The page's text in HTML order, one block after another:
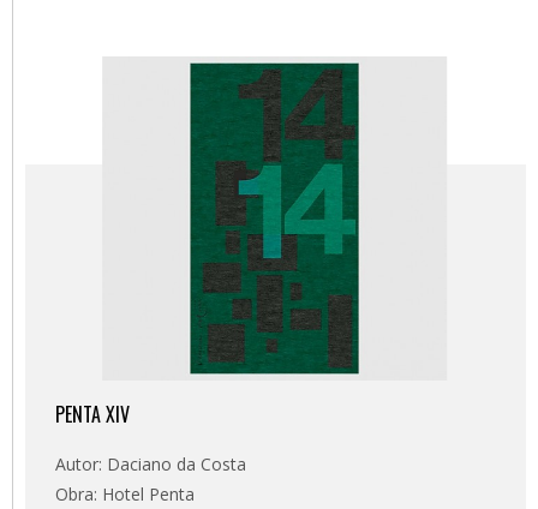
PENTA XIV
Autor: Daciano da Costa
Obra: Hotel Penta